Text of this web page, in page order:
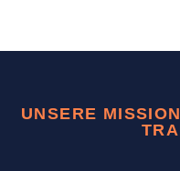
UNSERE